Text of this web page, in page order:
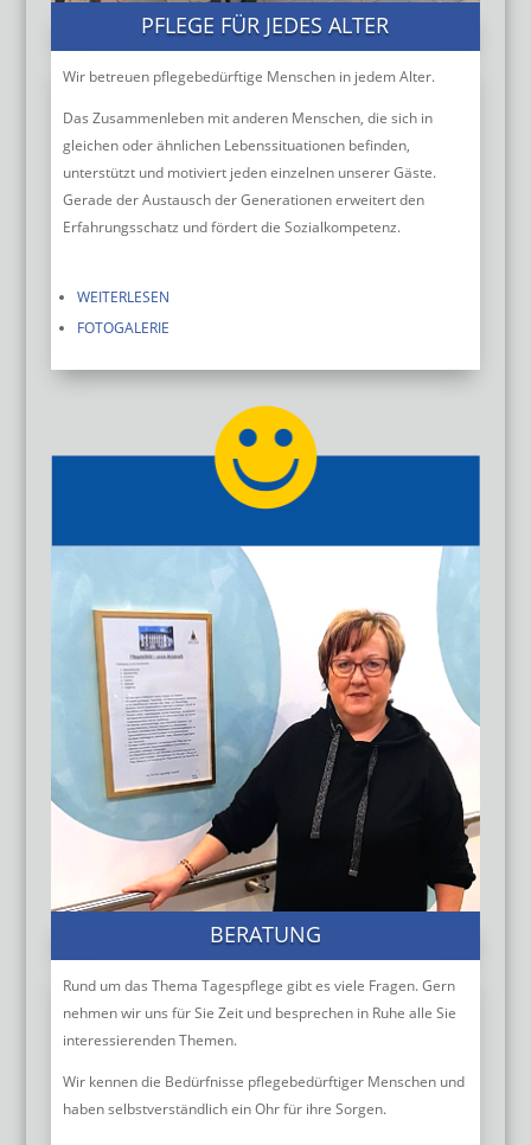
PFLEGE FÜR JEDES ALTER
Wir betreuen pflegebedürftige Menschen in jedem Alter.
Das Zusammenleben mit anderen Menschen, die sich in
gleichen oder ähnlichen Lebenssituationen befinden,
unterstützt und motiviert jeden einzelnen unserer Gäste.
Gerade der Austausch der Generationen erweitert den
Erfahrungsschatz und fördert die Sozialkompetenz.
WEITERLESEN
FOTOGALERIE
BERATUNG
Rund um das Thema Tagespflege gibt es viele Fragen. Gern
nehmen wir uns für Sie Zeit und besprechen in Ruhe alle Sie
interessierenden Themen.
Wir kennen die Bedürfnisse pflegebedürftiger Menschen und
haben selbstverständlich ein Ohr für ihre Sorgen.